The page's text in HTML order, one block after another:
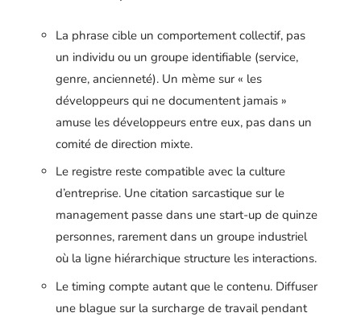
La phrase cible un comportement collectif, pas
un individu ou un groupe identifiable (service,
genre, ancienneté). Un mème sur « les
développeurs qui ne documentent jamais »
amuse les développeurs entre eux, pas dans un
comité de direction mixte.
Le registre reste compatible avec la culture
d’entreprise. Une citation sarcastique sur le
management passe dans une start-up de quinze
personnes, rarement dans un groupe industriel
où la ligne hiérarchique structure les interactions.
Le timing compte autant que le contenu. Diffuser
une blague sur la surcharge de travail pendant